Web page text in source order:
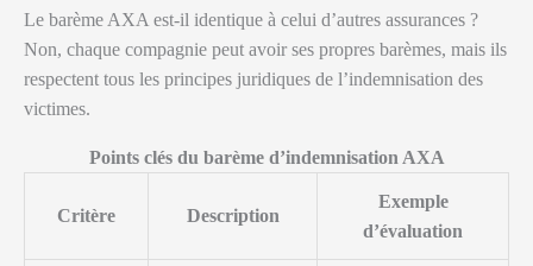
Le barème AXA est-il identique à celui d’autres assurances ?
Non, chaque compagnie peut avoir ses propres barèmes, mais ils
respectent tous les principes juridiques de l’indemnisation des
victimes.
Points clés du barème d’indemnisation AXA
Critère Description
Exemple
d’évaluation